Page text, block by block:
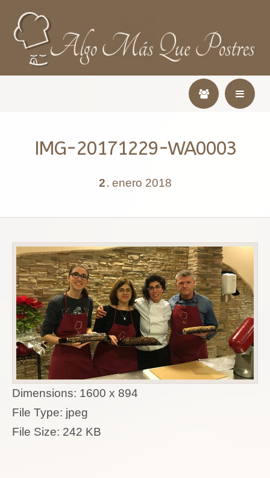
IMG-20171229-WA0003
2 . enero 2018
Dimensions: 1600 x 894
File Type: jpeg
File Size: 242 KB